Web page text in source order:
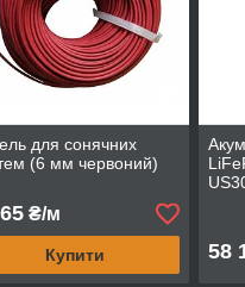
для сонячних
(6 мм червоний)
₴/м
Купити 58